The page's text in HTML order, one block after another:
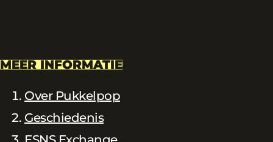
MEER INFORMATIE
Over Pukkelpop
Geschiedenis